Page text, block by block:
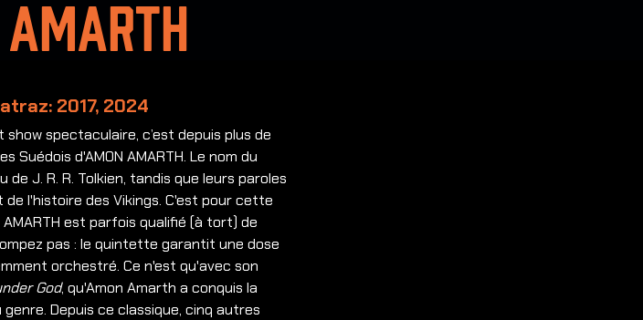
Amarth
2017, 2024
spectaculaire, c’est depuis plus de
d'AMON AMARTH. Le nom du
J. R. R. Tolkien, tandis que leurs paroles
l'histoire des Vikings. C'est pour cette
AMARTH est parfois qualifié (à tort) de
pas : le quintette garantit une dose
orchestré. Ce n'est qu'avec son
God, qu'Amon Amarth a conquis la
Depuis ce classique, cinq autres